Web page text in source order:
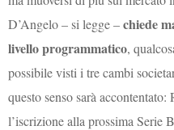
D’Angelo – si legge –chiede
livello programmatico,
possibile visti i tre cambi
questo senso sarà
l’iscrizione alla prossima Serie